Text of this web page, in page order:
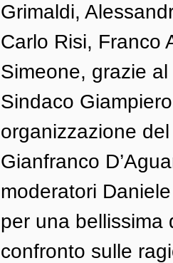
Grimaldi,
Carlo Risi, Franco
Simeone, grazie
Sindaco
organizzazione
Gianfranco
moderatori
per una bellissima
confronto sulle